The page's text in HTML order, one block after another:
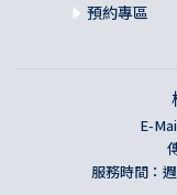
預約專區
E-
服務時間：